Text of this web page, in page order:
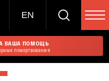
EN
ВАША ПОМОЩЬ
пожертвования